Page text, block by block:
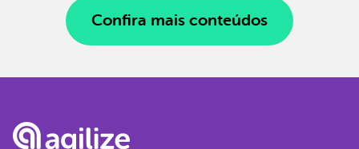
Confira mais conteúdos